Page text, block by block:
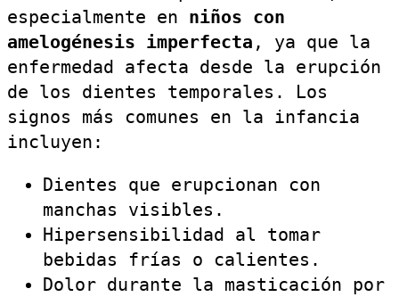
especialmente en niños con
amelogénesis imperfecta , ya que la
enfermedad afecta desde la erupción
de los dientes temporales. Los
signos más comunes en la infancia
incluyen:
Dientes que erupcionan con
manchas visibles.
Hipersensibilidad al tomar
bebidas frías o calientes.
Dolor durante la masticación por